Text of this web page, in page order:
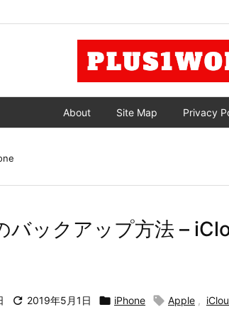
About Site Map Privacy
バックアップ方法 –
 2019年5月1日  iPhone  Apple ,